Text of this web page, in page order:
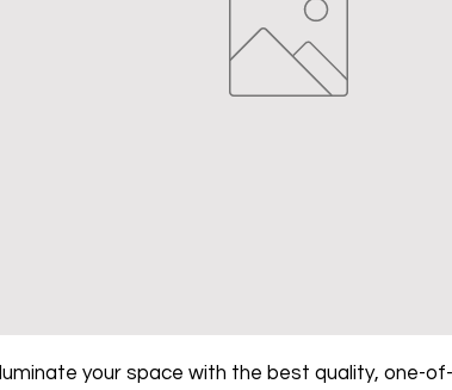
Illuminate your space with the best quality, one-